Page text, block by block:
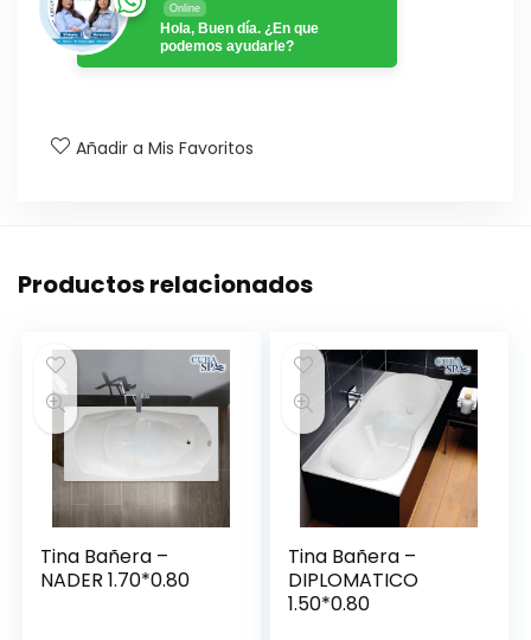
Online
Hola, Buen día. ¿En que
podemos ayudarle?
Añadir a Mis Favoritos
Productos relacionados
Tina Bañera –
NADER 1.70*0.80
Tina Bañera –
DIPLOMATICO
1.50*0.80